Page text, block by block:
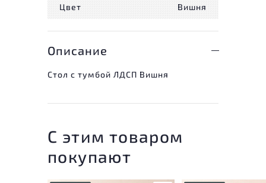
Цвет Вишня
Описание
Стол с тумбой ЛДСП Вишня
С этим товаром
покупают